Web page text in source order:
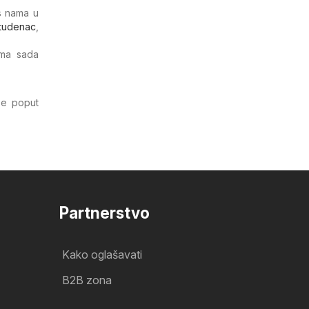
nama u
sada
poput
Partnerstvo
Kako oglašavati
B2B zona